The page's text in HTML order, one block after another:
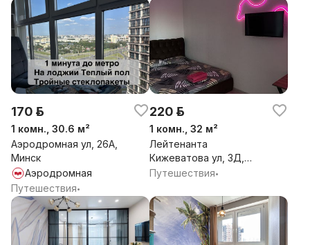
170 р.
1 комн., 30.6 м²
Аэродромная ул, 26А,
Минск
Аэродромная
Путешествия•
220 р.
1 комн., 32 м²
Лейтенанта
Кижеватова ул, 3Д,
Минск
Путешествия•